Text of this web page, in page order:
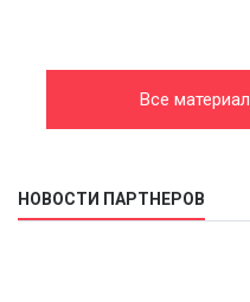
Все
НОВОСТИ ПАРТНЕРОВ